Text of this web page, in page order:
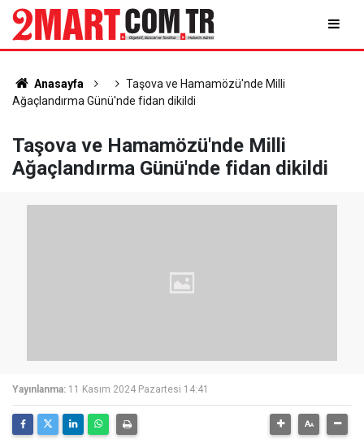
Anasayfa
Taşova ve Hamamözü'nde Milli
Ağaçlandırma Günü'nde fidan dikildi
Taşova ve Hamamözü'nde Milli
Ağaçlandırma Günü'nde fidan dikildi
Yayınlanma: 11 Kasım 2024 Pazartesi 14:41